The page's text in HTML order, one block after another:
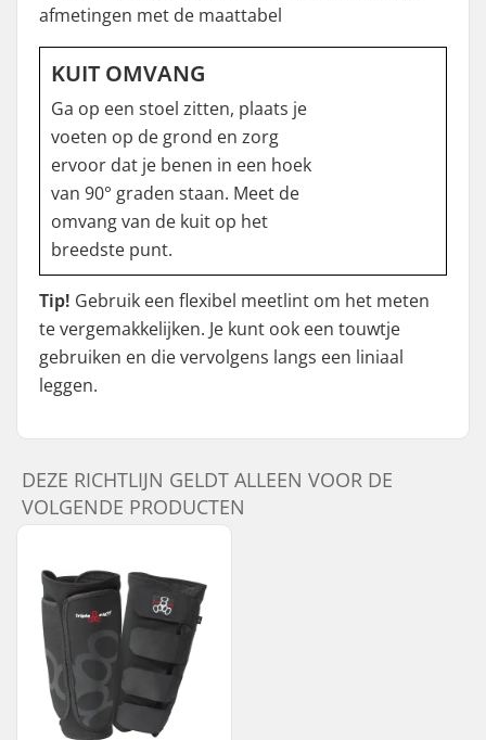
afmetingen met de maattabel
KUIT OMVANG
Ga op een stoel zitten, plaats je
voeten op de grond en zorg
ervoor dat je benen in een hoek
van 90° graden staan. Meet de
omvang van de kuit op het
breedste punt.
Tip! Gebruik een flexibel meetlint om het meten
te vergemakkelijken. Je kunt ook een touwtje
gebruiken en die vervolgens langs een liniaal
leggen.
DEZE RICHTLIJN GELDT ALLEEN VOOR DE
VOLGENDE PRODUCTEN